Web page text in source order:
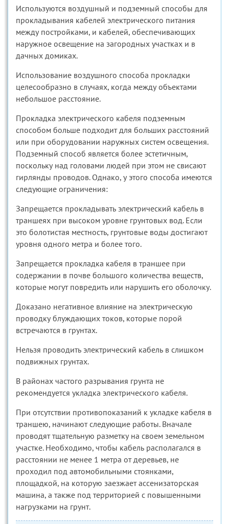
Используются воздушный и подземный способы для
прокладывания кабелей электрического питания
между постройками, и кабелей, обеспечивающих
наружное освещение на загородных участках и в
дачных домиках.
Использование воздушного способа прокладки
целесообразно в случаях, когда между объектами
небольшое расстояние.
Прокладка электрического кабеля подземным
способом больше подходит для больших расстояний
или при оборудовании наружных систем освещения.
Подземный способ является более эстетичным,
поскольку над головами людей при этом не свисают
гирлянды проводов. Однако, у этого способа имеются
следующие ограничения:
Запрещается прокладывать электрический кабель в
траншеях при высоком уровне грунтовых вод. Если
это болотистая местность, грунтовые воды достигают
уровня одного метра и более того.
Запрещается прокладка кабеля в траншее при
содержании в почве большого количества веществ,
которые могут повредить или нарушить его оболочку.
Доказано негативное влияние на электрическую
проводку блуждающих токов, которые порой
встречаются в грунтах.
Нельзя проводить электрический кабель в слишком
подвижных грунтах.
В районах частого разрывания грунта не
рекомендуется укладка электрического кабеля.
При отсутствии противопоказаний к укладке кабеля в
траншею, начинают следующие работы. Вначале
проводят тщательную разметку на своем земельном
участке. Необходимо, чтобы кабель располагался в
расстоянии не менее 1 метра от деревьев, не
проходил под автомобильными стоянками,
площадкой, на которую заезжает ассенизаторская
машина, а также под территорией с повышенными
нагрузками на грунт.